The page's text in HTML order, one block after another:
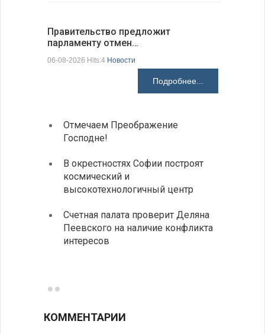
Правительство предложит
парламенту отмен…
06-08-2026 Hits:4 Новости
Подробнее...
Отмечаем Преображение
Господне!
В окрестностях Софии построят
космический и
высокотехнологичный центр
Счетная палата проверит Деляна
Пеевского на наличие конфликта
интересов
КОММЕНТАРИИ